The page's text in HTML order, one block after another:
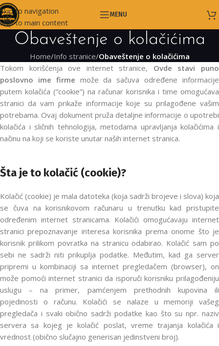
Skip to navigation
Skip to main content
MENU
Obaveštenje o kolačićima
Home/Info stranice/Obaveštenje o kolačićima
Tokom korišćenja ove internet stranice, Ovde stavi puno
poslovno ime firme može da sačuva određene informacije
putem kolačića (”cookie”) na računar korisnika i time omogućava
stranici da vam prikaže informacije koje su prilagođene vašim
potrebama. Ovaj dokument pruža detaljne informacije o upotrebi
kolačića i sličnih tehnologija, metodama upravljanja kolačićima i
načinu na koji se koriste unutar naših internet stranica.
Šta je to kolačić (cookie)?
Kolačić (cookie) je mala datoteka (koja sadrži brojeve i slova) koja
se čuva na korisnikovom računaru u trenutku kad pristupite
određenim internet stranicama. Kolačići omogućavaju internet
stranici prepoznavanje interesa korisnika prema onome što je
korisnik prilikom povratka na stranicu odabirao. Kolačić sam po
sebi ne sadrži niti prikuplja podatke. Međutim, kad ga server
pripremi u kombinaciji sa internet pregledačem (browser), on
može pomoći internet stranici da isporuči korisniku prilagođeniju
uslugu – na primer, pamćenjem prethodnih kupovina ili
pojedinosti o računu. Kolačići se nalaze u memoriji vašeg
pregledača i svaki obično sadrži podatke kao što su npr. naziv
servera sa kojeg je kolačić poslat, vreme trajanja kolačića i
vrednost (obično slučajno generisan jedinstveni broj).